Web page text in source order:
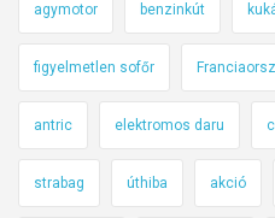
agymotor benzinkút
figyelmetlen sofőr
antric elektromos daru
strabag úthiba akció